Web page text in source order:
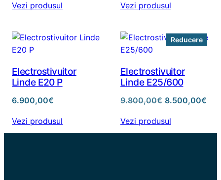
Vezi produsul Vezi produsul
Electrostivuitor
Linde E20 P
6.900,00€
Vezi produsul
Reducere
cu
Electrostivuitor
Linde E25/600
9.800,00€ Prețul
a
fost:
8.500,00€
Vezi produsul